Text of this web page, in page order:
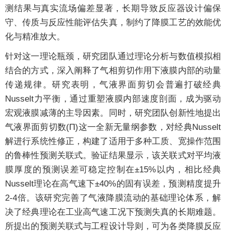
测结果与真实流场偏差显著，长期导致反应器设计偏保
守、传质与反应性能评估失真，制约了降膜工艺的效能优
化与精准放大。
针对这一理论瓶颈，研究团队通过理论分析与数值模拟相
结合的方式，深入阐释了气相剪切作用下液膜内部的动量
传递规律。研究表明，气液界面剪切会普遍打破经典
Nusselt力平衡，通过重塑液膜内部速度剖面，成为驱动
宏观液膜减薄的主导因素。同时，研究团队创新性地提出
气液界面剪切数(Π)这一全新无量纲参数，对经典Nusselt
解进行系统性修正，构建了适用于多种工质、宽操作范围
的鲁棒性预测关联式。验证结果显示，该关联式对平均液
膜厚度的预测误差可稳定控制在±15%以内，相比经典
Nusselt理论在高气速下±40%的固有误差，预测精度提升
2-4倍。该研究完善了气液降膜流动的基础理论体系，解
决了经典理论在工业高气速工况下预测失真的长期难题。
所提出的预测关联式与工程设计导则，可为各类降膜反应